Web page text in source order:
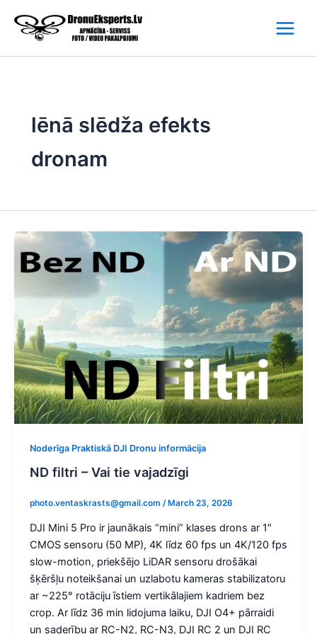
content
lēnā slēdža efekts
dronam
Noderīga Praktiskā DJI Dronu informācija
ND filtri – Vai tie vajadzīgi
photo.ventaskrasts@gmail.com / March 23, 2026
DJI Mini 5 Pro ir jaunākais “mini” klases drons ar 1″
CMOS sensoru (50 MP), 4K līdz 60 fps un 4K/120 fps
slow-motion, priekšējo LiDAR sensoru drošākai
šķēršļu noteikšanai un uzlabotu kameras stabilizatoru
ar ~225° rotāciju īstiem vertikālajiem kadriem bez
crop. Ar līdz 36 min lidojuma laiku, DJI O4+ pārraidi
un saderību ar RC-N2, RC-N3, DJI RC 2 un DJI RC